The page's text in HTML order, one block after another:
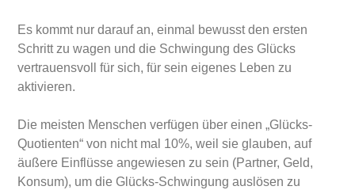
Es kommt nur darauf an, einmal bewusst den ersten
Schritt zu wagen und die Schwingung des Glücks
vertrauensvoll für sich, für sein eigenes Leben zu
aktivieren.
Die meisten Menschen verfügen über einen „Glücks-
Quotienten“ von nicht mal 10%, weil sie glauben, auf
äußere Einflüsse angewiesen zu sein (Partner, Geld,
Konsum), um die Glücks-Schwingung auslösen zu